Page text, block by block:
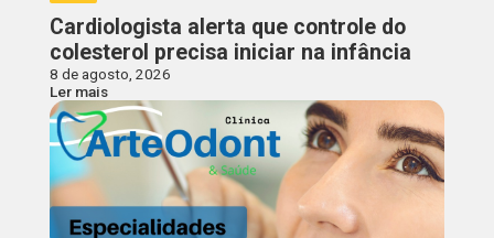
Cardiologista alerta que controle do
colesterol precisa iniciar na infância
8 de agosto, 2026
Ler mais